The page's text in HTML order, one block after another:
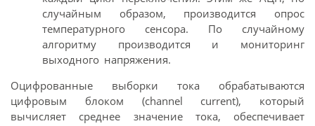
случайным образом, производится опрос
температурного сенсора. По случайному
алгоритму производится и мониторинг
выходного напряжения.
Оцифрованные выборки тока обрабатываются
цифровым блоком (channel current), который
вычисляет среднее значение тока, обеспечивает